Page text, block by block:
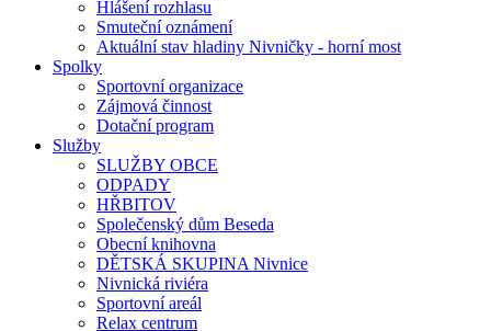
Hlášení rozhlasu
Smuteční oznámení
Aktuální stav hladiny Nivničky - horní most
Spolky
Sportovní organizace
Zájmová činnost
Dotační program
Služby
SLUŽBY OBCE
ODPADY
HŘBITOV
Společenský dům Beseda
Obecní knihovna
DĚTSKÁ SKUPINA Nivnice
Nivnická riviéra
Sportovní areál
Relax centrum